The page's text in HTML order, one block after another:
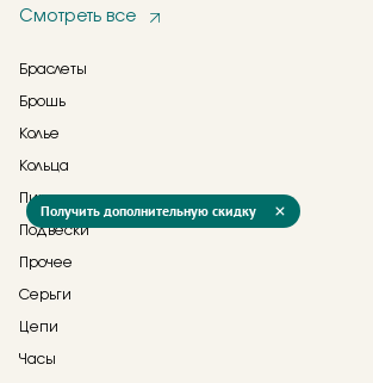
Смотреть все
Браслеты
Брошь
Колье
Кольца
Пирсинг
Подвески
Прочее
Серьги
Цепи
Часы
Получить дополнительную скидку